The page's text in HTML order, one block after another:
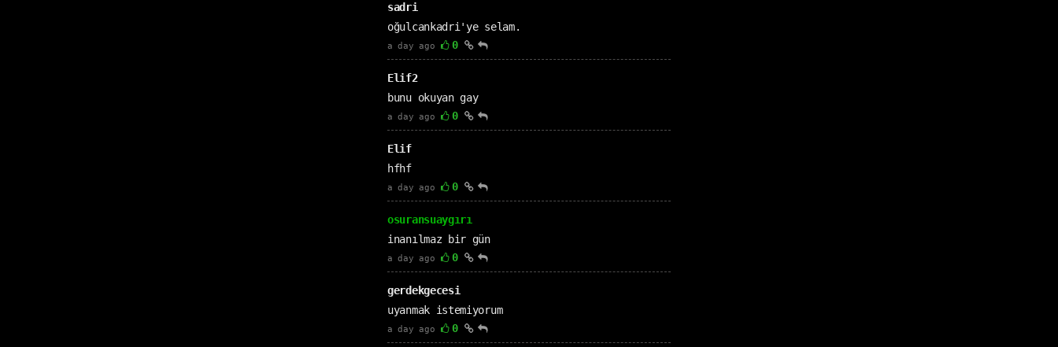
sadri
oğulcankadri'ye selam.
a day ago 0
Elif2
bunu okuyan gay
a day ago 0
Elif
hfhf
a day ago 0
osuransuaygırı
inanılmaz bir gün
a day ago 0
gerdekgecesi
uyanmak istemiyorum
a day ago 0